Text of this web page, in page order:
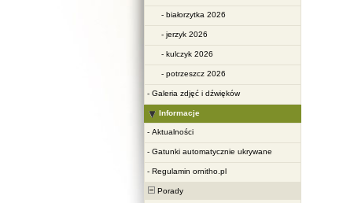
- białorzytka 2026
- jerzyk 2026
- kulczyk 2026
- potrzeszcz 2026
- Galeria zdjęć i dźwięków
Informacje
- Aktualności
- Gatunki automatycznie ukrywane
- Regulamin ornitho.pl
Porady